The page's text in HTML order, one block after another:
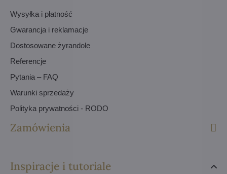
Wysyłka i płatność
Gwarancja i reklamacje
Dostosowane żyrandole
Referencje
Pytania – FAQ
Warunki sprzedaży
Polityka prywatności - RODO
Zamówienia
Inspiracje i tutoriale